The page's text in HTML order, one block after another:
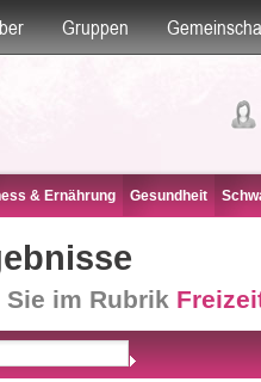
Gruppen
& Ernährung Gesundheit
im Rubrik